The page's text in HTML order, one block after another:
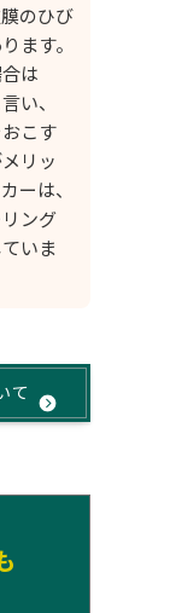
のひび
ます。
は
い、
こす
リッ
ーは、
ング
いま
て